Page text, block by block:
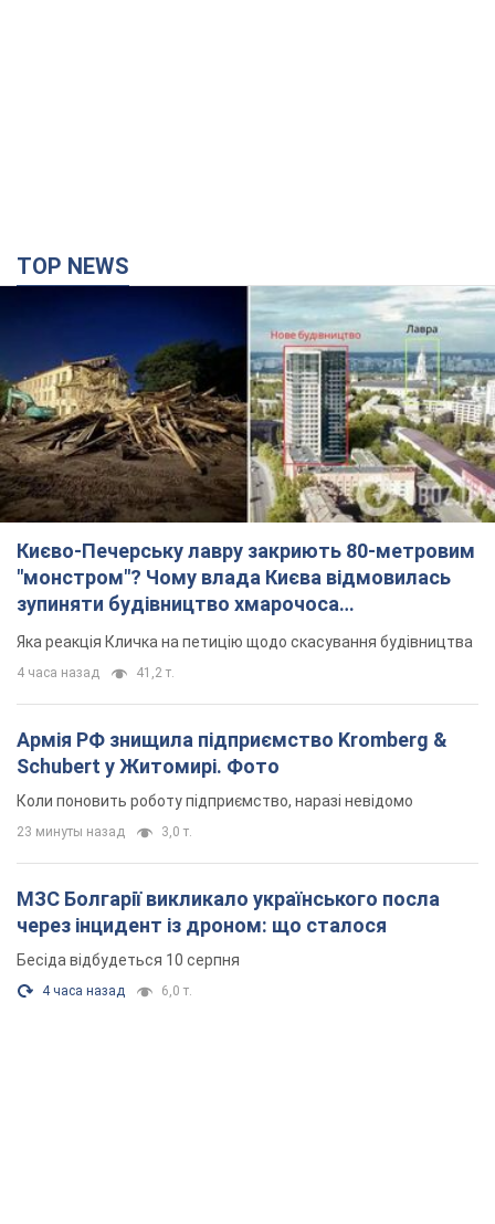
TOP NEWS
Києво-Печерську лавру закриють 80-метровим
"монстром"? Чому влада Києва відмовилась
зупиняти будівництво хмарочоса
"московського вірянина"
Яка реакція Кличка на петицію щодо скасування будівництва
4 часа назад 41,2 т.
Армія РФ знищила підприємство Kromberg &
Schubert у Житомирі. Фото
Коли поновить роботу підприємство, наразі невідомо
23 минуты назад 3,0 т.
МЗС Болгарії викликало українського посла
через інцидент із дроном: що сталося
Бесіда відбудеться 10 серпня
4 часа назад 6,0 т.